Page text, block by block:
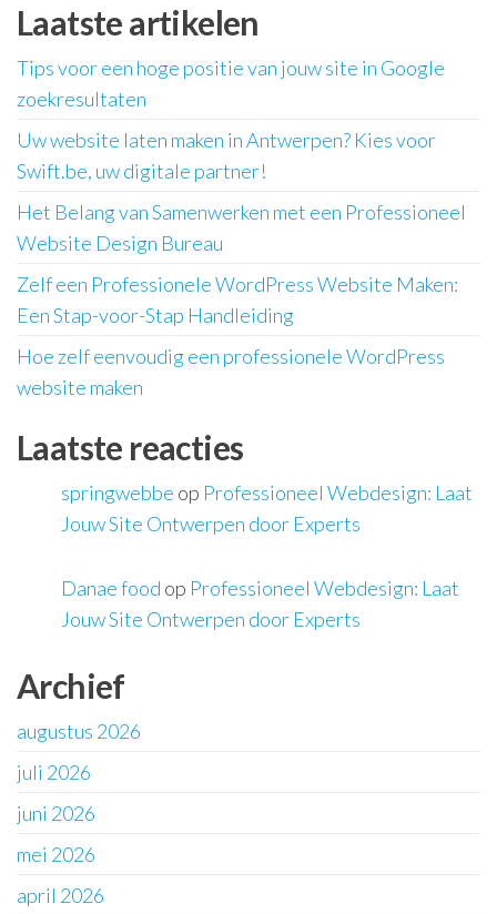
Laatste artikelen
Tips voor een hoge positie van jouw site in Google
zoekresultaten
Uw website laten maken in Antwerpen? Kies voor
Swift.be, uw digitale partner!
Het Belang van Samenwerken met een Professioneel
Website Design Bureau
Zelf een Professionele WordPress Website Maken:
Een Stap-voor-Stap Handleiding
Hoe zelf eenvoudig een professionele WordPress
website maken
Laatste reacties
springwebbe op Professioneel Webdesign: Laat
Jouw Site Ontwerpen door Experts
Danae food op Professioneel Webdesign: Laat
Jouw Site Ontwerpen door Experts
Archief
augustus 2026
juli 2026
juni 2026
mei 2026
april 2026